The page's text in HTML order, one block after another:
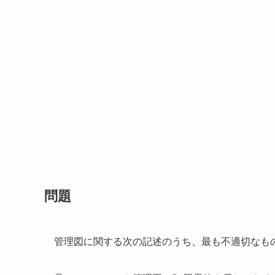
問題
管理図に関する次の記述のうち、最も不適切なも